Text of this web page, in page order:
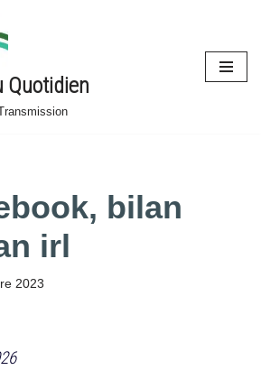
Quotidien
bilan
irl
2023